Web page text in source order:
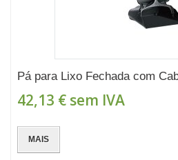
Pá para Lixo Fechada com
42,13 € sem IVA
MAIS